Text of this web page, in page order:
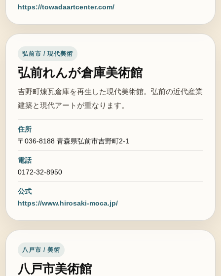
https://towadaartcenter.com/
弘前市 / 現代美術
弘前れんが倉庫美術館
吉野町煉瓦倉庫を再生した現代美術館。弘前の近代産業
建築と現代アートが重なります。
住所
〒036-8188 青森県弘前市吉野町2-1
電話
0172-32-8950
公式
https://www.hirosaki-moca.jp/
八戸市 / 美術
八戸市美術館